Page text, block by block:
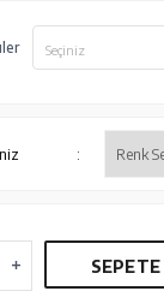
Seçiniz
: